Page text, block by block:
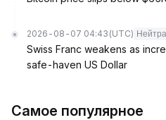
2026-08-07 04:43 (UTC)
Swiss Franc weakens as
safe-haven US Dollar
Самое популярное